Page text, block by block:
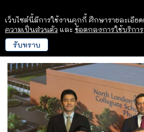
เว็บไซต์นี้มีการใช้งานคุกกี้ ศึกษารายละเอียด
ความเป็นส่วนตัว และ ข้อตกลงการใช้บริการ
รับทราบ